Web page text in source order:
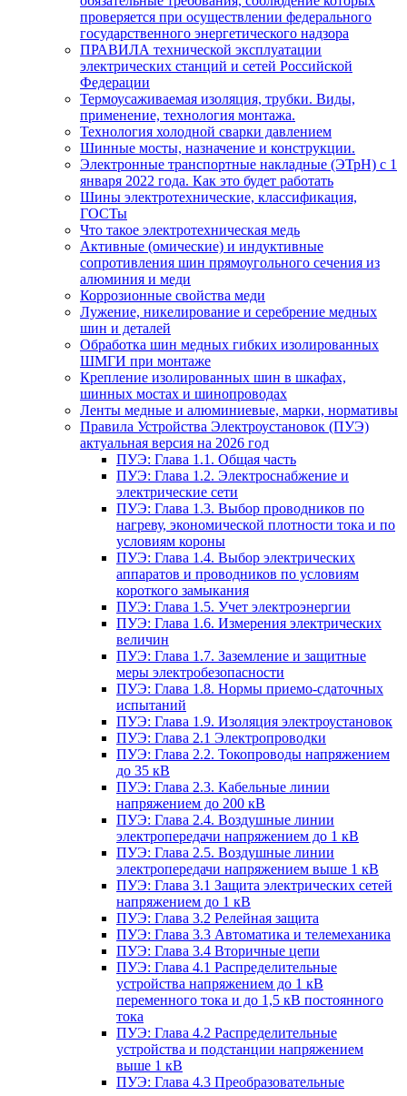
проверяется при осуществлении федерального
государственного энергетического надзора
ПРАВИЛА технической эксплуатации
электрических станций и сетей Российской
Федерации
Термоусаживаемая изоляция, трубки. Виды,
применение, технология монтажа.
Технология холодной сварки давлением
Шинные мосты, назначение и конструкции.
Электронные транспортные накладные (ЭТрН) с 1
января 2022 года. Как это будет работать
Шины электротехнические, классификация,
ГОСТы
Что такое электротехническая медь
Активные (омические) и индуктивные
сопротивления шин прямоугольного сечения из
алюминия и меди
Коррозионные свойства меди
Лужение, никелирование и серебрение медных
шин и деталей
Обработка шин медных гибких изолированных
ШМГИ при монтаже
Крепление изолированных шин в шкафах,
шинных мостах и шинопроводах
Ленты медные и алюминиевые, марки, нормативы
Правила Устройства Электроустановок (ПУЭ)
актуальная версия на 2026 год
ПУЭ: Глава 1.1. Общая часть
ПУЭ: Глава 1.2. Электроснабжение и
электрические сети
ПУЭ: Глава 1.3. Выбор проводников по
нагреву, экономической плотности тока и по
условиям короны
ПУЭ: Глава 1.4. Выбор электрических
аппаратов и проводников по условиям
короткого замыкания
ПУЭ: Глава 1.5. Учет электроэнергии
ПУЭ: Глава 1.6. Измерения электрических
величин
ПУЭ: Глава 1.7. Заземление и защитные
меры электробезопасности
ПУЭ: Глава 1.8. Нормы приемо-сдаточных
испытаний
ПУЭ: Глава 1.9. Изоляция электроустановок
ПУЭ: Глава 2.1 Электропроводки
ПУЭ: Глава 2.2. Токопроводы напряжением
до 35 кВ
ПУЭ: Глава 2.3. Кабельные линии
напряжением до 200 кВ
ПУЭ: Глава 2.4. Воздушные линии
электропередачи напряжением до 1 кВ
ПУЭ: Глава 2.5. Воздушные линии
электропередачи напряжением выше 1 кВ
ПУЭ: Глава 3.1 Защита электрических сетей
напряжением до 1 кВ
ПУЭ: Глава 3.2 Релейная защита
ПУЭ: Глава 3.3 Автоматика и телемеханика
ПУЭ: Глава 3.4 Вторичные цепи
ПУЭ: Глава 4.1 Распределительные
устройства напряжением до 1 кВ
переменного тока и до 1,5 кВ постоянного
тока
ПУЭ: Глава 4.2 Распределительные
устройства и подстанции напряжением
выше 1 кВ
ПУЭ: Глава 4.3 Преобразовательные